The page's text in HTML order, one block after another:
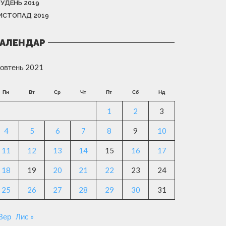
2019
2019
2021
Пн Вт Ср Чт Пт Сб Нд
1 2 3
4 5 6 7 8 9 10
11 12 13 14 15 16 17
18 19 20 21 22 23 24
25 26 27 28 29 30 31
Лис »